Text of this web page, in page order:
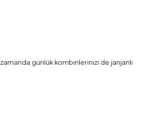
günlük kombinlerinizi de janjanlı